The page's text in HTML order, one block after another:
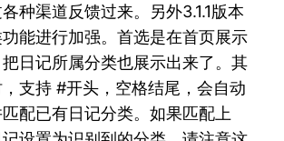
种渠道反馈过来。另外3.1.1版本
能进行加强。首选是在首页展示
日记所属分类也展示出来了。其
支持 #开头，空格结尾，会自动
配已有日记分类。如果匹配上